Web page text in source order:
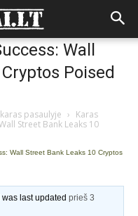
Wall
Poised
pasaulyje › Karas
Street Bank Leaks 10
Wall Street Bank Leaks 10 Cryptos
was last updatedprieš 3